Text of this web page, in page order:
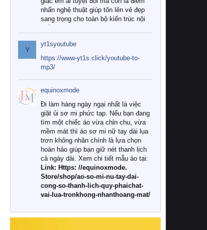
nhấn nghệ thuật giúp tôn lên vẻ đẹp
sang trọng cho toàn bộ kiến trúc nội
Tuy nhiên, giữa thị trường đa dạng
với vô vàn thương hiệu và mẫu mã
như hiện nay, làm thế nào để chọn
được những bộ chăn ga gối đệm cao
cấp thực sự chất lượng, phù hợp với
khí hậu và nhu cầu sử dụng của gia
đình? Hãy cùng chúng tôi đi tìm lời
giải đáp chi tiết qua bài viết dưới đây.
1. Tại sao các gia đình hiện đại lại ưa
chuộng chăn ga gối đệm cao cấp?
Khác với các dòng sản phẩm thông
thường, những bộ chăn ga gối đệm
cao cấp trải qua quy trình sản xuất
nghiêm ngặt từ khâu chọn lọc nguyên
liệu tự nhiên đến công nghệ dệt
nhuộm hiện đại không chứa hóa chất
này, bạn sẽ cảm nhận rõ rệt sự khác
Y
yt1syoutube
https://www-yt1s.click/youtube-to-
mp3/
equinoxmode
Đi làm hàng ngày ngại nhất là việc
giặt ủi sơ mi phức tạp. Nếu bạn đang
tìm một chiếc áo vừa chỉn chu, vừa
mềm mát thì áo sơ mi nữ tay dài lụa
trơn không nhăn chính là lựa chọn
hoàn hảo giúp bạn giữ nét thanh lịch
cả ngày dài. Xem chi tiết mẫu áo tại:
Link: Https: //equinoxmode.
Store/shop/ao-so-mi-nu-tay-dai-
cong-so-thanh-lich-quy-phaichat-
vai-lua-tronkhong-nhanthoang-mat/